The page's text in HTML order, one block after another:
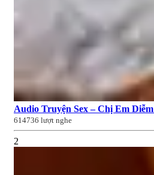
Audio Truyện Sex – Chị Em
614736 lượt nghe
2